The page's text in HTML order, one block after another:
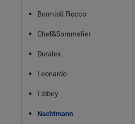
Bormioli Rocco
Chef&Sommelier
Duralex
Leonardo
Libbey
Nachtmann